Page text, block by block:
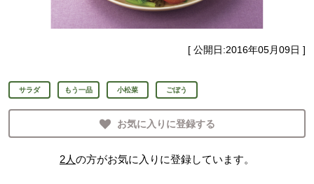
[ 公開日:2016年05月09日 ]
サラダ もう一品 小松菜 ごぼう
お気に入りに登録する
2人の方がお気に入りに登録しています。